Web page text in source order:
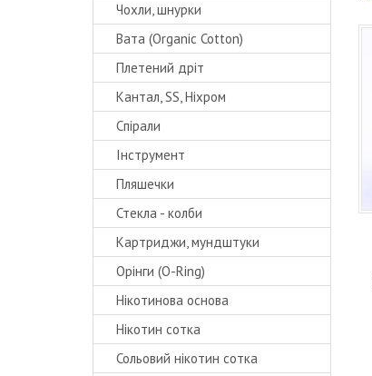
Чохли, шнурки
Вата (Organic Cotton)
Плетений дріт
Кантал, SS, Ніхром
Спірали
Інструмент
Пляшечки
Стекла - колби
Картриджи, мундштуки
Орінги (O-Ring)
Нікотинова основа
Нікотин сотка
Сольовий нікотин сотка